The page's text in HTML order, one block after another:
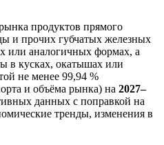
продуктов прямого
и прочих губчатых железных
или аналогичных формах, а
в кусках, окатышах или
не менее 99,94 %
и объёма рынка) на 2027–
данных с поправкой на
тренды, изменения в